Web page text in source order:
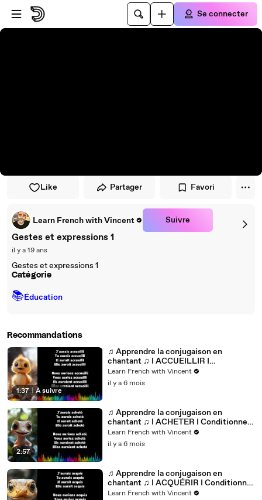
Passer au player
Passer au contenu principal
Se connecter
Like Partager Favori
Learn French with Vincent Suivre
Gestes et expressions 1
il y a 19 ans
Gestes et expressions 1
Catégorie
📚Éducation
Recommandations
1:37 | À suivre
♫ Apprendre la conjugaison en
chantant ♫ I ACCUEILLIR I
Conditionnel Passé_
Learn French with Vincent
il y a 6 mois
2:57
♫ Apprendre la conjugaison en
chantant ♫ I ACHETER I Conditionnel
Passé_
Learn French with Vincent
il y a 6 mois
♫ Apprendre la conjugaison en
chantant ♫ I ACQUÉRIR I Conditionnel
Passé_
Learn French with Vincent